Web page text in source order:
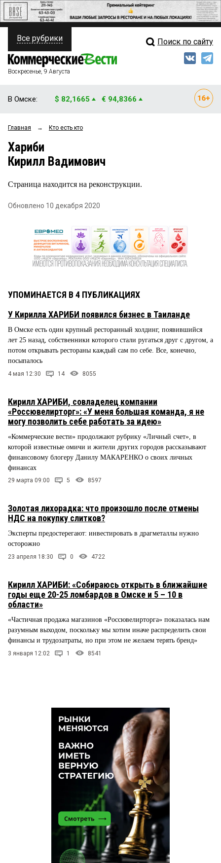
ПОЛИТИКА
ФИНАНСЫ
ОБЩЕСТВО
ЗАКОН
Свежий выпуск
Все рубрики Поиск по сайту
Воскресенье, 9 Августа
В Омске: $ 82,1665 € 94,8366
Главная → Кто есть кто
Хариби
Кирилл Вадимович
Страница находится на реконструкции.
Обновлено 10 декабря 2020
УПОМИНАЕТСЯ В 4 ПУБЛИКАЦИЯХ
У Кирилла ХАРИБИ появился бизнес в Таиланде
В Омске есть один крупный ресторанный холдинг, появившийся
лет 25 назад, собственники которого стали ругаться друг с другом, а
потом открывать рестораны каждый сам по себе. Все, конечно,
посыпалось
4 мая 12:30 14 8055
Кирилл ХАРИБИ, совладелец компании
«Россювелирторг»: «У меня большая команда, я не
могу позволить себе работать за идею»
«Коммерческие вести» продолжают рубрику «Личный счет», в
которой известные омичи и жители других городов рассказывают
финансовому блогеру Данилу МАКАРЕНКО о своих личных
финансах
29 марта 09:00 5 8597
Золотая лихорадка: что произошло после отмены
НДС на покупку слитков?
Эксперты предостерегают: инвестировать в драгметаллы нужно
осторожно
23 апреля 18:30 0 4722
Кирилл ХАРИБИ: «Собираюсь открыть в ближайшие
годы еще 20-25 ломбардов в Омске и 5 – 10 в
области»
«Частичная продажа магазинов «Россювелирторга» показалась нам
разумным выходом, поскольку мы хотим иначе распределить свои
финансы и трудозатраты, но при этом не желаем терять бренд»
3 января 12:02 1 8541